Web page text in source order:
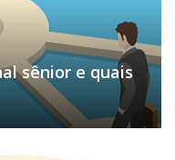
sênior e quais